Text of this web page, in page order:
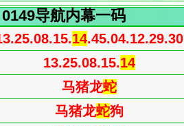
0149导航内幕一码
14.45.04.12.29.30
13.25.08.15.14
马猪龙蛇
马猪龙蛇狗